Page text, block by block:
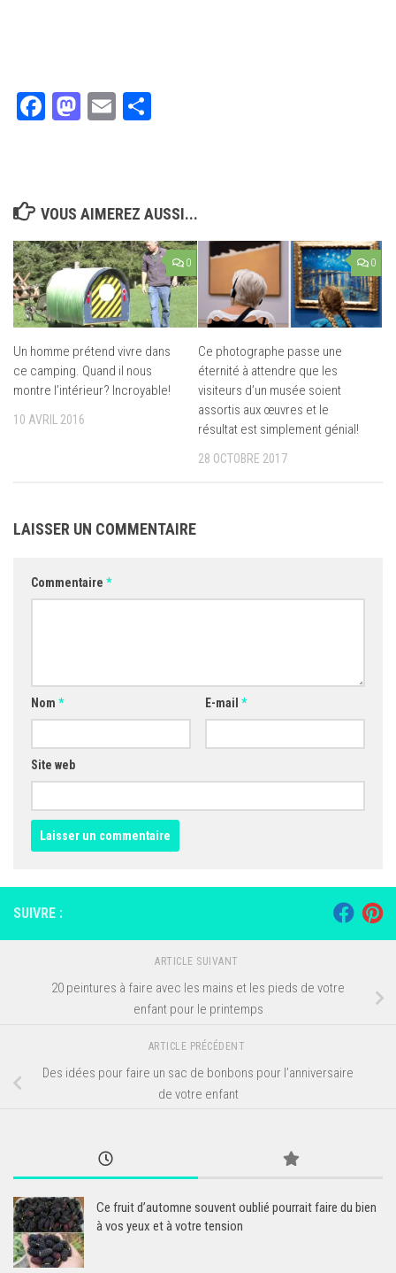
Facebook
Mastodon
Email
VOUS AIMEREZ AUSSI...
0
Un homme prétend vivre dans
ce camping. Quand il nous
montre l’intérieur? Incroyable!
10 AVRIL 2016
0
Ce photographe passe une
éternité à attendre que les
visiteurs d’un musée soient
assortis aux œuvres et le
résultat est simplement génial!
28 OCTOBRE 2017
LAISSER UN COMMENTAIRE
Commentaire *
Nom * E-mail *
Site web
SUIVRE :
ARTICLE SUIVANT
20 peintures à faire avec les mains et les pieds de votre
enfant pour le printemps
ARTICLE PRÉCÉDENT
Des idées pour faire un sac de bonbons pour l’anniversaire
de votre enfant
Ce fruit d’automne souvent oublié pourrait faire du bien
à vos yeux et à votre tension